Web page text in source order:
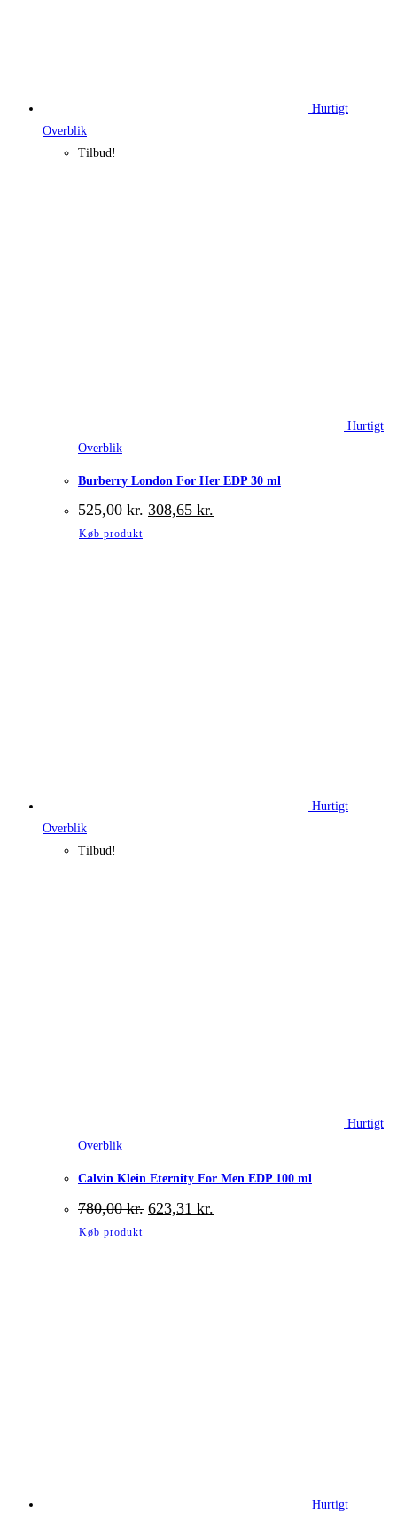
Hurtigt
Overblik
Tilbud!
Hurtigt
Overblik
Burberry London For Her EDP 30 ml
525,00kr. Den
oprindelige
308,65 kr.
Køb produkt
Hurtigt
Overblik
Tilbud!
Hurtigt
Overblik
Calvin Klein Eternity For Men EDP 100 ml
780,00kr. Den
oprindelige
623,31 kr.
aktuelle
Køb produkt
Hurtigt